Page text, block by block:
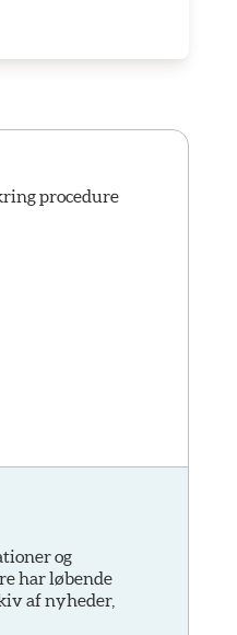
procedure
og
har løbende
af nyheder,